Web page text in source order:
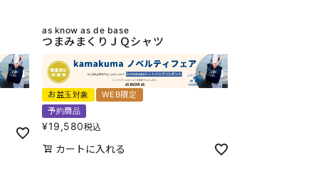
as know as de base
つまみまくりＪＱシャツ
お盆玉対象
WEB限定
予約商品
¥19,580税込
カートに入れる